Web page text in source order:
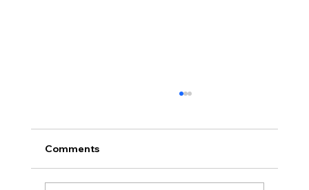
오늘날 성도로서 올바른 신앙생활을 하는 데 걸
림돌이 되는 세 가지가 있습니다. 첫째는 안일주
의입니다. 산업혁명 이후 급속도로 발전한 물질
Comments